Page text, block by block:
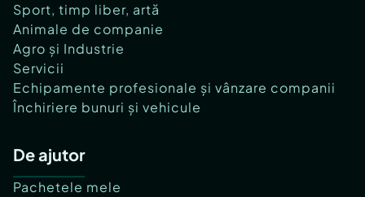
Sport, timp liber, artă
Animale de companie
Agro și Industrie
Servicii
Echipamente profesionale și vânzare companii
Închiriere bunuri și vehicule
De ajutor
Pachetele mele